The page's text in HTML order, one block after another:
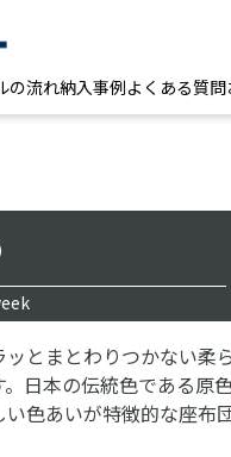
の流れ納入事例よくある質問
とまとわりつかない柔
日本の伝統色である原
色あいが特徴的な座布